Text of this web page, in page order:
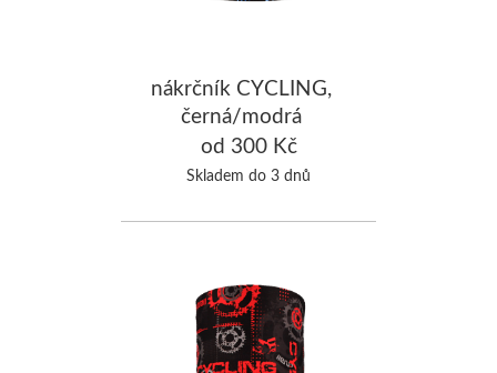
nákrčník CYCLING,
černá/modrá
od 300 Kč
Skladem do 3 dnů